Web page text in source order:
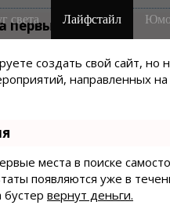
первые места?
создать свой сайт,
направленных
места в поиске
появляются уже в
бустер вернут деньги.
света Лайфстайл